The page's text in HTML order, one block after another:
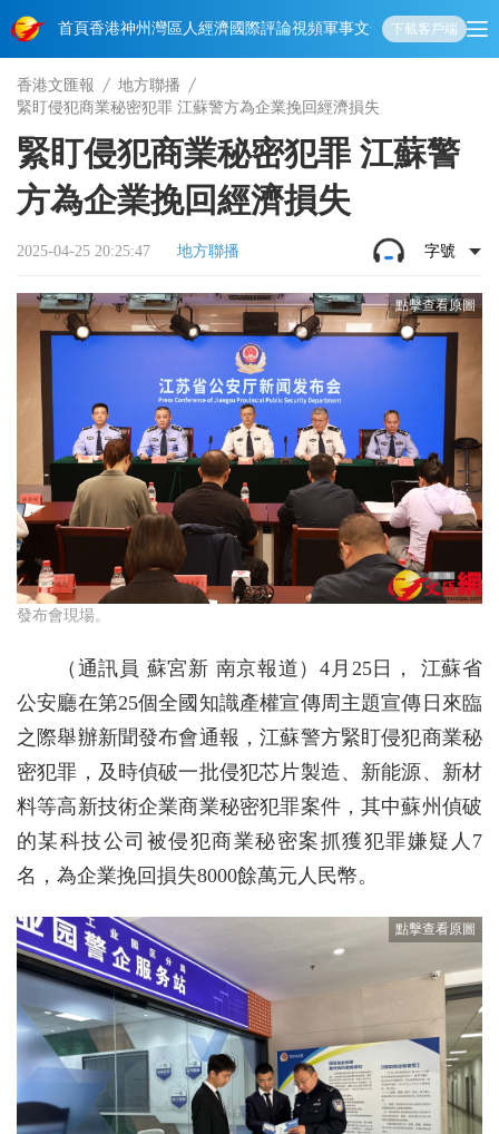
首頁香港神州 灣區人經濟國際評論視頻軍事文化 娛樂生活教育體
下載客戶端
香港文匯報
地方聯播
緊盯侵犯商業秘密犯罪 江蘇警方為企業挽回經濟損失
緊盯侵犯商業秘密犯罪 江蘇警
方為企業挽回經濟損失
2025-04-25 20:25:47 地方聯播 字號
發布會現場。
（通訊員 蘇宮新 南京報道）4月25日， 江蘇省
公安廳在第25個全國知識產權宣傳周主題宣傳日來臨
之際舉辦新聞發布會通報，江蘇警方緊盯侵犯商業秘
密犯罪，及時偵破一批侵犯芯片製造、新能源、新材
料等高新技術企業商業秘密犯罪案件，其中蘇州偵破
的某科技公司被侵犯商業秘密案抓獲犯罪嫌疑人7
名，為企業挽回損失8000餘萬元人民幣。